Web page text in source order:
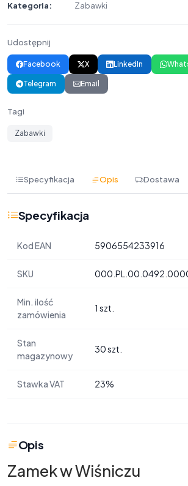
Kategoria:
Zabawki
Udostępnij
Facebook X LinkedIn
Telegram Email
Tagi
Zabawki
Specyfikacja Opis Dostawa
Specyfikacja
Kod EAN 5906554233916
SKU
Min. ilość
zamówienia
1 szt.
Stan
magazynowy
30 szt.
Stawka VAT 23%
Opis
Zamek w Wiśniczu